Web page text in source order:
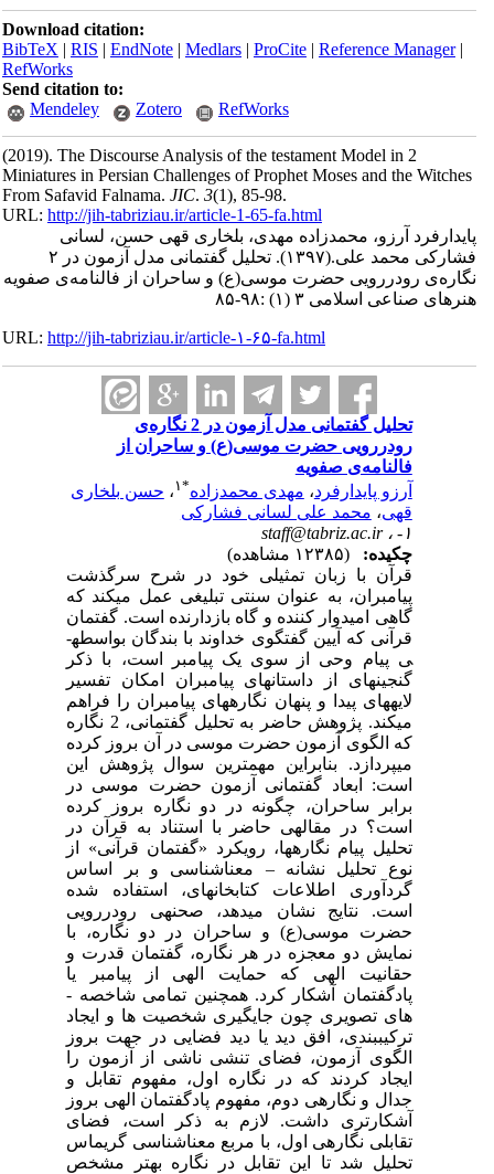
Download citation:
BibTeX|RIS| EndNote| Medlars| ProCite|Reference
RefWorks
Send citation to:
Mendeley
Zotero RefWorks
(2019).The Discourse Analysis of the testament Model in 2
Miniatures in Persian Challenges of Prophet Moses and the
From Safavid Falnama.JIC.3(1)
URL:http://jih-tabriziau.ir/article-1-65-fa.html
آرزو، محمدزاده مهدی، بلخاری قهی حسن، لسانی
محمد علی.(۱۳۹۷).
تحلیل گفتمانی مدل آزمون در ۲
رودررویی حضرت موسی(ع) و ساحران از فالنامه‌ی صفویه
اسلامی ۳ (۱) :۹۸-۸۵
URL:http://jih-tabriziau.ir/article-۱-۶۵-fa.html
تحلیل گفتمانی مدل آزمون در 2 نگاره‌ی
رودررویی حضرت موسی(ع) و ساحران از
فالنامه‌ی صفویه
آرزو پایدارفرد ،مهدی محمدزاده ۱،حسن بلخاری
محمد علی لسانی فشارکی
staff@tabriz.ac.ir
(۱۲۳۸۵ مشاهده)
قرآن با زبان تمثیلی خود در شرح سرگذشت
پیامبران، به عنوان سنتی تبلیغی عمل می­کند که
گاهی امیدوار کننده و گاه بازدارنده است. گفتمان
قرآنی که آیین گفتگوی خداوند با بندگان بواسطه­
ی پیام وحی از سوی یک پیامبر است، با ذکر
گنجینه­ای از داستان­های پیامبران امکان تفسیر
لایه­های پیدا و پنهان نگاره­های پیامبران را فراهم
می­کند. پژوهش حاضر به تحلیل گفتمانی، 2 نگاره
که الگوی آزمون حضرت موسی در آن بروز کرده
می­پردازد. بنابراین مهم­ترین سوال پژوهش این
است: ابعاد گفتمانی آزمون حضرت موسی در
برابر ساحران، چگونه در دو نگاره بروز کرده
است؟ در مقاله­ی حاضر با استناد به قرآن در
تحلیل پیام نگاره­ها، رویکرد «گفتمان قرآنی» از
نوع تحلیل نشانه – معناشناسی و بر اساس
گردآوری اطلاعات کتابخانه­ای، استفاده شده
است. نتایج نشان می­دهد، صحنه­ی رودررویی
حضرت موسی(ع) و ساحران در دو نگاره، با
نمایش دو معجزه در هر نگاره، گفتمان قدرت و
حقانیت الهی که حمایت الهی از پیامبر یا
پادگفتمان آشکار کرد. همچنین تمامی شاخصه ­
های تصویری چون جایگیری شخصیت ها و ایجاد
ترکیب­بندی، افق دید یا دید فضایی در جهت بروز
الگوی آزمون، فضای تنشی ناشی از آزمون را
ایجاد کردند که در نگاره اول، مفهوم تقابل و
جدال و نگاره­ی دوم، مفهوم پادگفتمان الهی بروز
آشکارتری داشت. لازم به ذکر است، فضای
تقابلی نگاره­ی اول، با مربع معناشناسی گریماس
تحلیل شد تا این تقابل در نگاره بهتر مشخص